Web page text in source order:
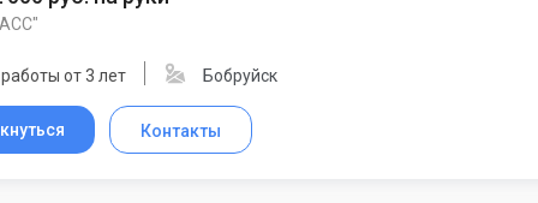
от 3 лет Бобруйск
Контакты